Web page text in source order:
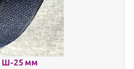
Ш-25 мм